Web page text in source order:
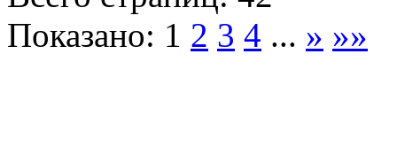
Показано: 1 2 3 4 ... » »»